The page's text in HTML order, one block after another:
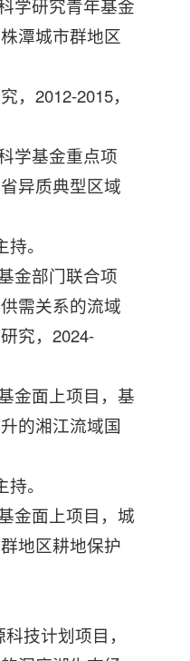
学研究青年基金
潭城市群地区
，2012-2015，
学基金重点项
异质典型区域
。
金部门联合项
需关系的流域
究，2024-
金面上项目，基
的湘江流域国
。
金面上项目，城
地区耕地保护
技计划项目，